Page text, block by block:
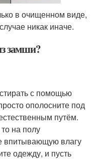
в очищенном виде,
никак иначе.
замши?
с помощью
ополосните под
путём.
на полу
впитывающую влагу
одежду, и пусть